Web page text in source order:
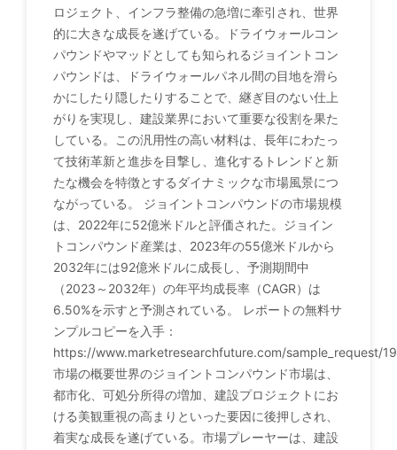
ロジェクト、インフラ整備の急増に牽引され、世界
的に大きな成長を遂げている。ドライウォールコン
パウンドやマッドとしても知られるジョイントコン
パウンドは、ドライウォールパネル間の目地を滑ら
かにしたり隠したりすることで、継ぎ目のない仕上
がりを実現し、建設業界において重要な役割を果た
している。この汎用性の高い材料は、長年にわたっ
て技術革新と進歩を目撃し、進化するトレンドと新
たな機会を特徴とするダイナミックな市場風景につ
ながっている。 ジョイントコンパウンドの市場規模
は、2022年に52億米ドルと評価された。ジョイン
トコンパウンド産業は、2023年の55億米ドルから
2032年には92億米ドルに成長し、予測期間中
（2023～2032年）の年平均成長率（CAGR）は
6.50%を示すと予測されている。 レポートの無料サ
ンプルコピーを入手：
https://www.marketresearchfuture.com/sample_request/
市場の概要世界のジョイントコンパウンド市場は、
都市化、可処分所得の増加、建設プロジェクトにお
ける美観重視の高まりといった要因に後押しされ、
着実な成長を遂げている。市場プレーヤーは、建設